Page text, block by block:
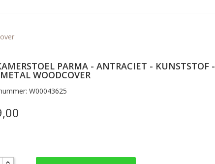
PARMA - ANTRACIET - KUNSTSTOF -
WOODCOVER
W00043625